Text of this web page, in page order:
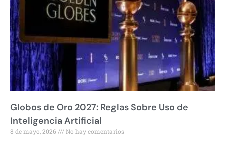
Globos de Oro 2027: Reglas Sobre Uso de
Inteligencia Artificial
8 de mayo, 2026 No hay comentarios